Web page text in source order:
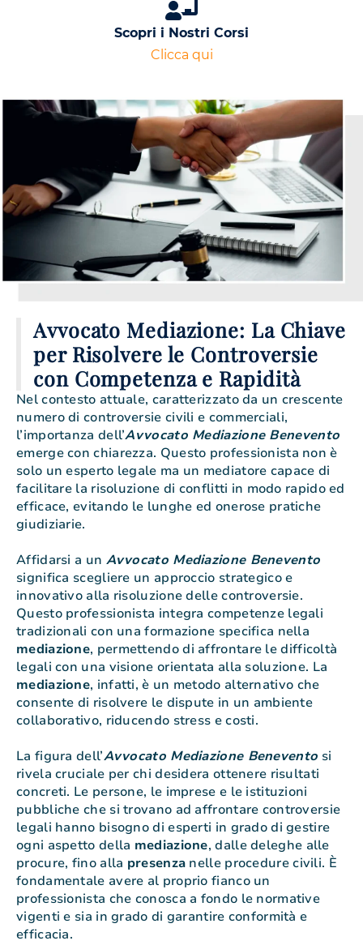
Scopri i Nostri Corsi
Clicca qui
Avvocato Mediazione: La Chiave
per Risolvere le Controversie
con Competenza e Rapidità
Nel contesto attuale, caratterizzato da un crescente
numero di controversie civili e commerciali,
l’importanza dell’Avvocato Mediazione Benevento
emerge con chiarezza. Questo professionista non è
solo un esperto legale ma un mediatore capace di
facilitare la risoluzione di conflitti in modo rapido ed
efficace, evitando le lunghe ed onerose pratiche
giudiziarie.
Affidarsi a un Avvocato Mediazione Benevento
significa scegliere un approccio strategico e
innovativo alla risoluzione delle controversie.
Questo professionista integra competenze legali
tradizionali con una formazione specifica nella
mediazione, permettendo di affrontare le difficoltà
legali con una visione orientata alla soluzione. La
mediazione, infatti, è un metodo alternativo che
consente di risolvere le dispute in un ambiente
collaborativo, riducendo stress e costi.
La figura dell’Avvocato Mediazione Benevento si
rivela cruciale per chi desidera ottenere risultati
concreti. Le persone, le imprese e le istituzioni
pubbliche che si trovano ad affrontare controversie
legali hanno bisogno di esperti in grado di gestire
ogni aspetto della mediazione, dalle deleghe alle
procure, fino alla presenza nelle procedure civili. È
fondamentale avere al proprio fianco un
professionista che conosca a fondo le normative
vigenti e sia in grado di garantire conformità e
efficacia.